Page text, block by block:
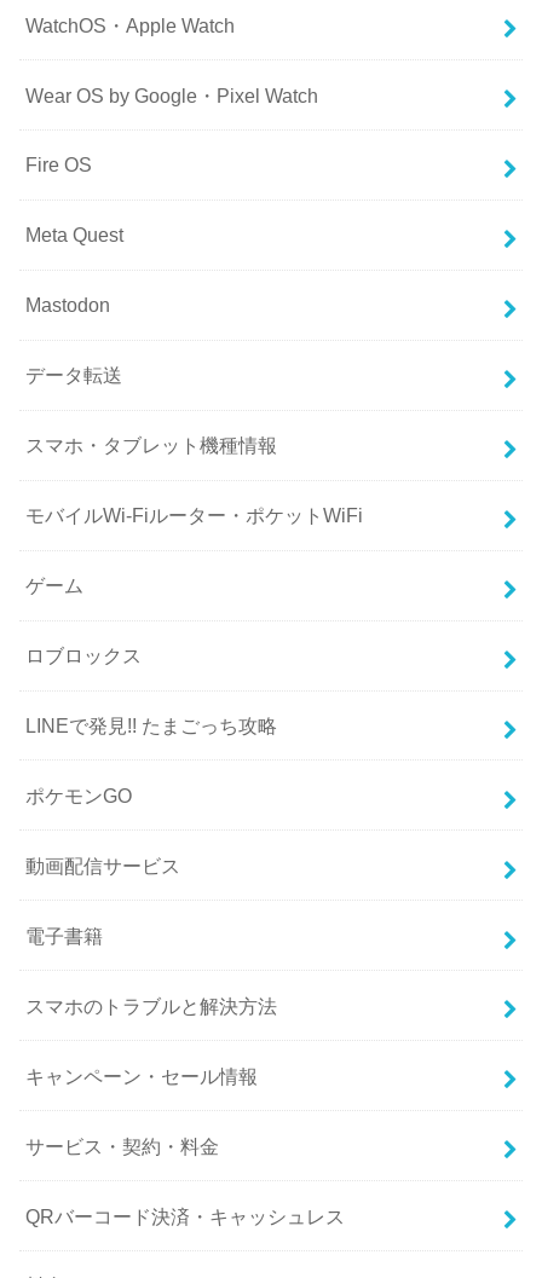
WatchOS・Apple Watch
Wear OS by Google・Pixel Watch
Fire OS
Meta Quest
Mastodon
データ転送
スマホ・タブレット機種情報
モバイルWi-Fiルーター・ポケットWiFi
ゲーム
ロブロックス
LINEで発見!! たまごっち攻略
ポケモンGO
動画配信サービス
電子書籍
スマホのトラブルと解決方法
キャンペーン・セール情報
サービス・契約・料金
QRバーコード決済・キャッシュレス